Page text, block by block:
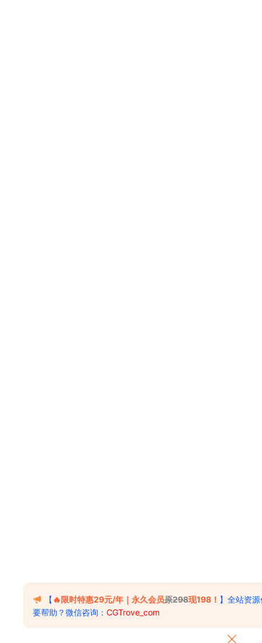
【 🔥限时特惠29元/年｜永久会员原298现198！ 】全站资
要帮助？微信咨询： CGTrove_com